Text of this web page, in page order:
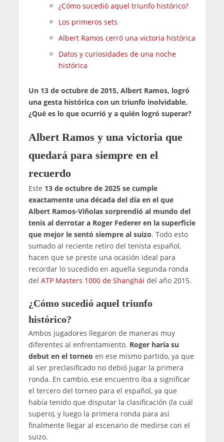
¿Cómo sucedió aquel triunfo histórico?
Los primeros sets
Albert Ramos cerró una victoria histórica
Datos y curiosidades de una noche
histórica
Un 13 de octubre de 2015, Albert Ramos, logró
una gesta histórica con un triunfo inolvidable.
¿Qué es lo que ocurrió y a quién logró superar?
Albert Ramos y una victoria que
quedará para siempre en el
recuerdo
Este 13 de octubre de 2025 se cumple
exactamente una década del día en el que
Albert Ramos-Viñolas sorprendió al mundo del
tenis al derrotar a Roger Federer en la superficie
que mejor le sentó siempre al suizo. Todo esto
sumado al reciente retiro del tenista español,
hacen que se preste una ocasión ideal para
recordar lo sucedido en aquella segunda ronda
del ATP Masters 1000 de Shanghái del año 2015.
¿Cómo sucedió aquel triunfo
histórico?
Ambos jugadores llegaron de maneras muy
diferentes al enfrentamiento. Roger haría su
debut en el torneo en ese mismo partido, ya que
al ser preclasificado no debió jugar la primera
ronda. En cambio, ese encuentro iba a significar
el tercero del torneo para el español, ya que
había tenido que disputar la clasificación (la cuál
supero), y luego la primera ronda para así
finalmente llegar al escenario de medirse con el
suizo.